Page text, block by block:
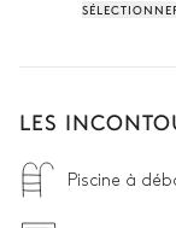
LES
Piscine à